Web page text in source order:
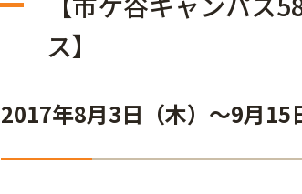
ス】
2017年8月3日（木）～9月15